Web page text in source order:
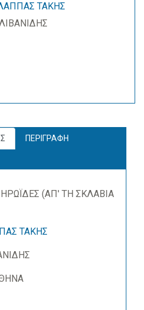
ΤΑΚΗΣ
ΠΕΡΙΓΡΑΦΗ
(ΑΠ' ΤΗ ΣΚΛΑΒΙΑ
ΤΑΚΗΣ